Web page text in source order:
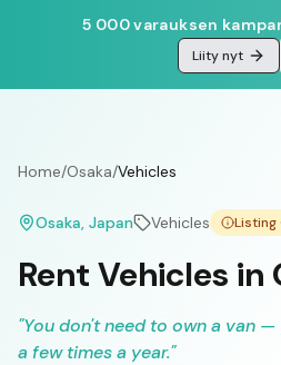
5 000 varauksen
Liity nyt
Home/Osaka/Vehicles
Osaka, Japan Vehicles
Rent Vehicles in
"You don't need to own a van
a few times a year."